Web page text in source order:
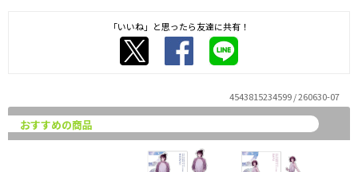
「いいね」と思ったら友達に共有！
4543815234599 / 260630-07
おすすめの商品